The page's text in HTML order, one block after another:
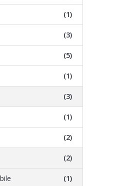
(1)
(3)
(5)
(1)
(3)
(1)
(2)
(2)
(1)